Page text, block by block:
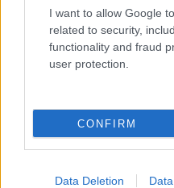
I want to allow Google
related to security,
functionality and fraud
user protection.
CONFIRM
Data Deletion
Προηγούμενο άρθρο
Η Yandex σχεδιάζει δοκιμές
αυτόνομων χωρίς οδηγό
ασφαλείας
ΠΑΡΟΜΟΙΑ ΑΡΘΡΑ
ΠΕΡΙΣΣΟΤΕΡΑ ΑΠΟ ΤΟΝ